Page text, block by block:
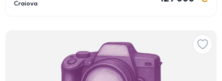
Craiova